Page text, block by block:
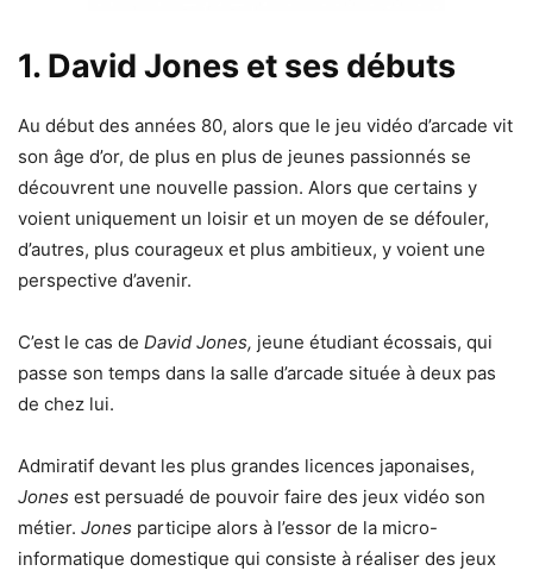
1. David Jones et ses débuts
Au début des années 80, alors que le jeu vidéo d’arcade vit
son âge d’or, de plus en plus de jeunes passionnés se
découvrent une nouvelle passion. Alors que certains y
voient uniquement un loisir et un moyen de se défouler,
d’autres, plus courageux et plus ambitieux, y voient une
perspective d’avenir.
C’est le cas de David Jones, jeune étudiant écossais, qui
passe son temps dans la salle d’arcade située à deux pas
de chez lui.
Admiratif devant les plus grandes licences japonaises,
Jones est persuadé de pouvoir faire des jeux vidéo son
métier. Jones participe alors à l’essor de la micro-
informatique domestique qui consiste à réaliser des jeux